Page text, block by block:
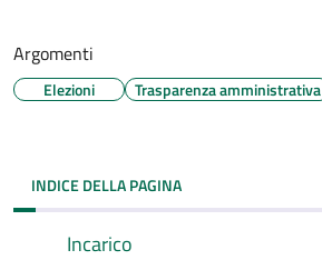
Argomenti
Elezioni Trasparenza amministrativa
INDICE DELLA PAGINA
Incarico